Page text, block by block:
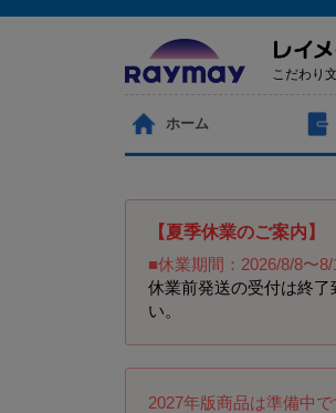
こだわり
ホーム
【夏季休業のご案内】
■休業期間：2026/8/8〜
休業前発送の受付は終
い。
2027年版商品は準備中